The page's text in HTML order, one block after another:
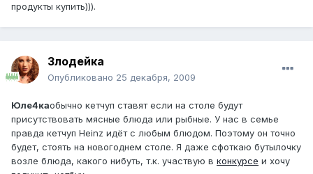
продукты купить))).
Злодейка
Опубликовано 25 декабря, 2009
Юле4каобычно кетчуп ставят если на столе будут
присутствовать мясные блюда или рыбные. У нас в семье
правда кетчуп Heinz идёт с любым блюдом. Поэтому он точно
будет, стоять на новогоднем столе. Я даже сфоткаю бутылочку
возле блюда, какого нибуть, т.к. участвую в конкурсе и хочу